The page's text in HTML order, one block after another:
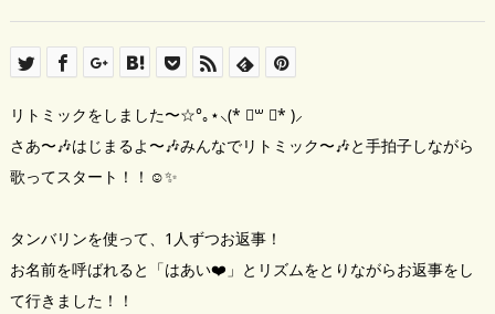
リトミックをしました〜☆°｡⋆⸜(* ॑꒳ ॑* )⸝
さあ〜🎶はじまるよ〜🎶みんなでリトミック〜🎶と手拍子しながら
歌ってスタート！！☺️✨
タンバリンを使って、1人ずつお返事！
お名前を呼ばれると「はあい❤️」とリズムをとりながらお返事をし
て行きました！！